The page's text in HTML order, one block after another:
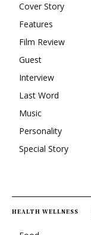
Cover Story
Features
Film Review
Guest
Interview
Last Word
Music
Personality
Special Story
HEALTH WELLNESS